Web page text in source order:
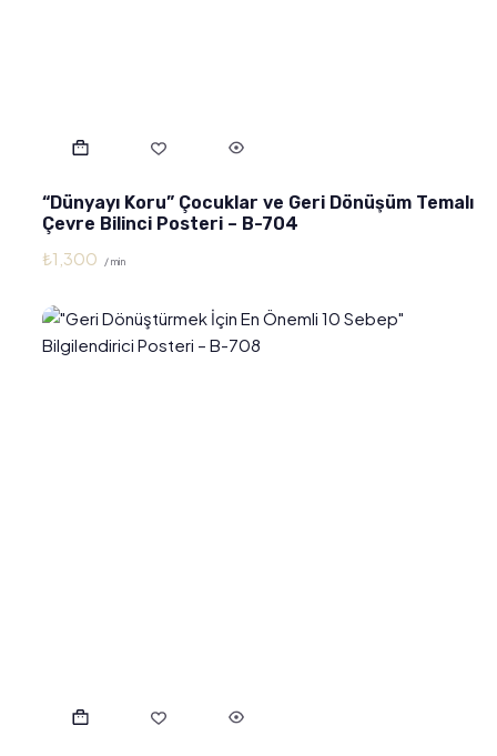
“Dünyayı Koru” Çocuklar ve Geri Dönüşüm Temalı
Çevre Bilinci Posteri – B-704
₺1,300 / min